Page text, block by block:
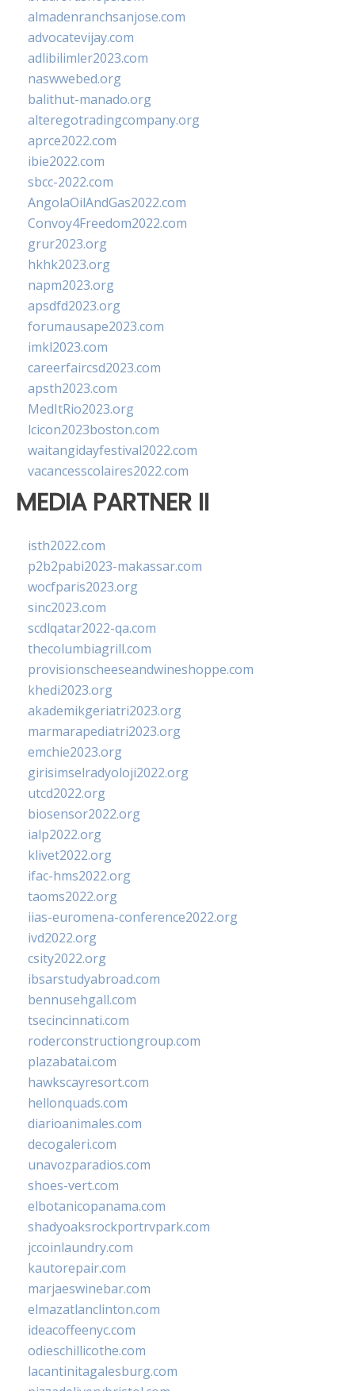
almadenranchsanjose.com
advocatevijay.com
adlibilimler2023.com
naswwebed.org
balithut-manado.org
alteregotradingcompany.org
aprce2022.com
ibie2022.com
sbcc-2022.com
AngolaOilAndGas2022.com
Convoy4Freedom2022.com
grur2023.org
hkhk2023.org
napm2023.org
apsdfd2023.org
forumausape2023.com
imkl2023.com
careerfaircsd2023.com
apsth2023.com
MedItRio2023.org
lcicon2023boston.com
waitangidayfestival2022.com
vacancesscolaires2022.com
MEDIA PARTNER II
isth2022.com
p2b2pabi2023-makassar.com
wocfparis2023.org
sinc2023.com
scdlqatar2022-qa.com
thecolumbiagrill.com
provisionscheeseandwineshoppe.com
khedi2023.org
akademikgeriatri2023.org
marmarapediatri2023.org
emchie2023.org
girisimselradyoloji2022.org
utcd2022.org
biosensor2022.org
ialp2022.org
klivet2022.org
ifac-hms2022.org
taoms2022.org
iias-euromena-conference2022.org
ivd2022.org
csity2022.org
ibsarstudyabroad.com
bennusehgall.com
tsecincinnati.com
roderconstructiongroup.com
plazabatai.com
hawkscayresort.com
hellonquads.com
diarioanimales.com
decogaleri.com
unavozparadios.com
shoes-vert.com
elbotanicopanama.com
shadyoaksrockportrvpark.com
jccoinlaundry.com
kautorepair.com
marjaeswinebar.com
elmazatlanclinton.com
ideacoffeenyc.com
odieschillicothe.com
lacantinitagalesburg.com